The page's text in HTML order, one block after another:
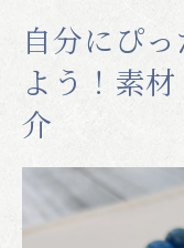
自分にぴ
よう！素
介